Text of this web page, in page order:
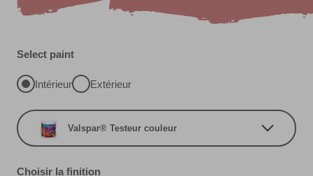
Select paint
Intérieur Extérieur
Valspar® Testeur couleur
Choisir la finition